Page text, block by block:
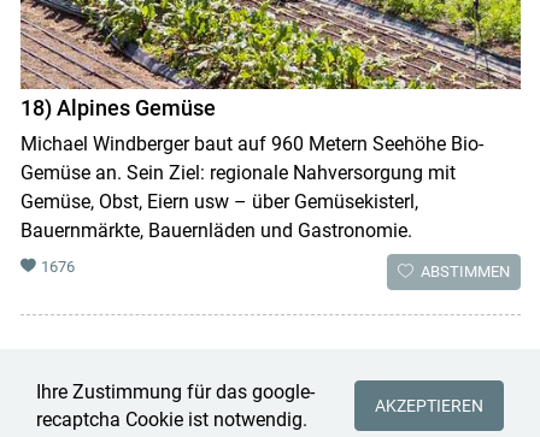
18) Alpines Gemüse
Michael Windberger baut auf 960 Metern Seehöhe Bio-
Gemüse an. Sein Ziel: regionale Nahversorgung mit
Gemüse, Obst, Eiern usw – über Gemüsekisterl,
Bauernmärkte, Bauernläden und Gastronomie.
1676 ABSTIMMEN
Ihre Zustimmung für das google-
recaptcha Cookie ist notwendig.
AKZEPTIEREN